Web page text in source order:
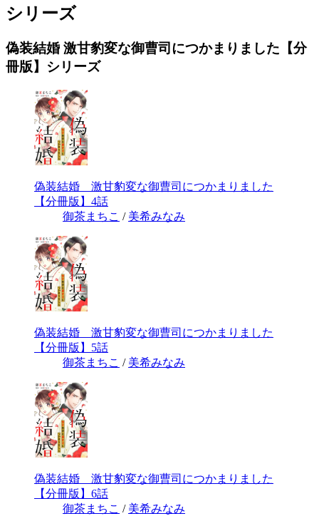
シリーズ
偽装結婚 激甘豹変な御曹司につかまりました【分
冊版】シリーズ
偽装結婚 激甘豹変な御曹司につかまりました
【分冊版】4話
御茶まちこ / 美希みなみ
偽装結婚 激甘豹変な御曹司につかまりました
【分冊版】5話
御茶まちこ / 美希みなみ
偽装結婚 激甘豹変な御曹司につかまりました
【分冊版】6話
御茶まちこ / 美希みなみ